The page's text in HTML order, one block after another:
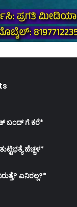
ಬಂದ್‌ ಗೆ ಕರೆ*
ಹೆಚ್ಚಳ*
ಏನಿರಲ್ಲ?*